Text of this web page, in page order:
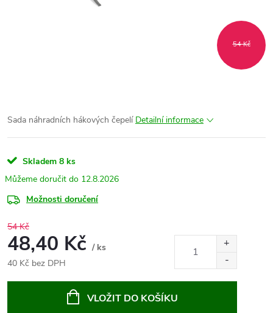
54 Kč
Sada náhradních hákových čepelí Detailní informace
Skladem 8 ks
12.8.2026
Možnosti doručení
54 Kč
48,40 Kč / ks
40 Kč bez DPH
VLOŽIT DO KOŠÍKU